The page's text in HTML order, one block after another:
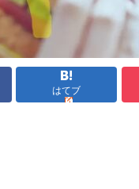
はてブ